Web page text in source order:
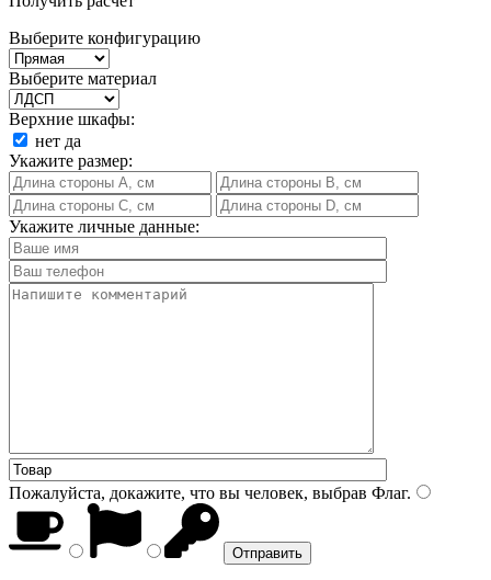
Выберите конфигурацию
Выберите материал
Верхние шкафы:
нет да
Укажите размер:
Укажите личные данные:
Пожалуйста, докажите, что вы человек, выбрав Флаг.